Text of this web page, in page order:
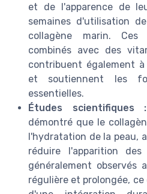
et de l'apparence de
semaines d'utilisation
collagène marin. Ces
combinés avec des
contribuent également
et soutiennent les
essentielles.
Études scientifiques :
démontré que le
l'hydratation de la peau,
réduire l'apparition
généralement observés
régulière et prolongée,